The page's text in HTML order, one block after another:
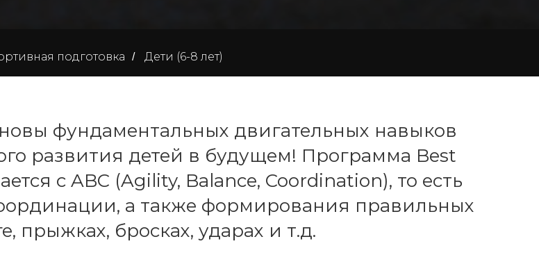
подготовка / Дети (6-8 лет)
фундаментальных двигательных навыков
развития детей в будущем! Программа Best
с ABC (Agility, Balance, Coordination), то есть
а также формирования правильных
прыжках, бросках, ударах и т.д.